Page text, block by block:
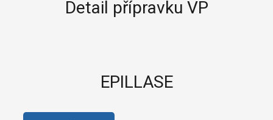
Detail přípravku VP
EPILLASE